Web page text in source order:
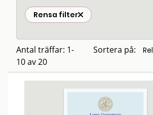
Rensa filter
Antal träffar: 1-
10 av 20
Sortera på: